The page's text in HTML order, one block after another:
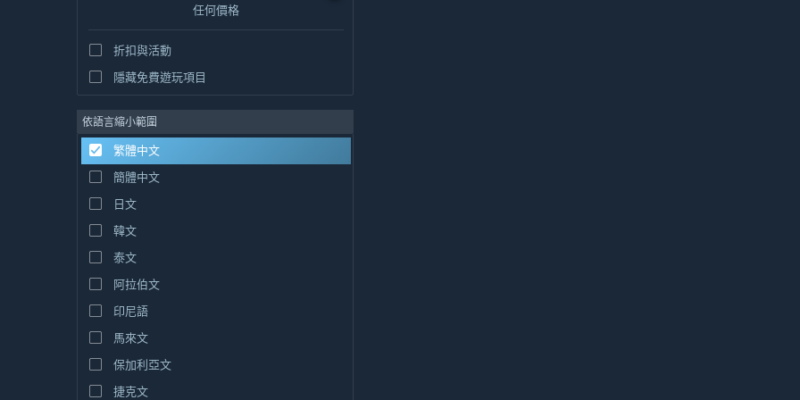
任何價格
折扣與活動
隱藏免費遊玩項目
依語言縮小範圍
繁體中文
簡體中文
日文
韓文
泰文
阿拉伯文
印尼語
馬來文
保加利亞文
捷克文